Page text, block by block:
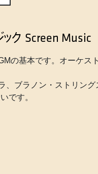
ク Screen Music
の基本です。オーケス
、ブラノン・ストリン
です。